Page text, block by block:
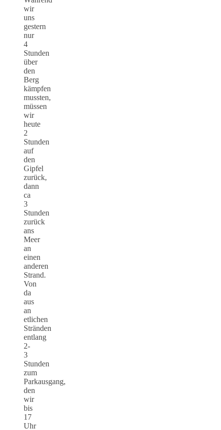
wir
uns
gestern
nur
4
Stunden
über
den
Berg
kämpfen
mussten,
müssen
wir
heute
2
Stunden
auf
den
Gipfel
zurück,
dann
ca
3
Stunden
zurück
ans
Meer
an
einen
anderen
Strand.
Von
da
aus
an
etlichen
Stränden
entlang
2-
3
Stunden
zum
Parkausgang,
den
wir
bis
17
Uhr